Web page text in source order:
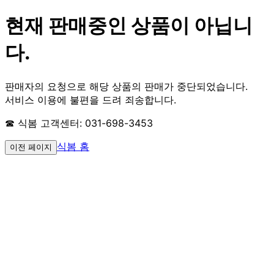
현재 판매중인 상품이 아닙니
다.
판매자의 요청으로 해당 상품의 판매가 중단되었습니다.
서비스 이용에 불편을 드려 죄송합니다.
☎ 식봄 고객센터: 031-698-3453
이전 페이지 식봄 홈